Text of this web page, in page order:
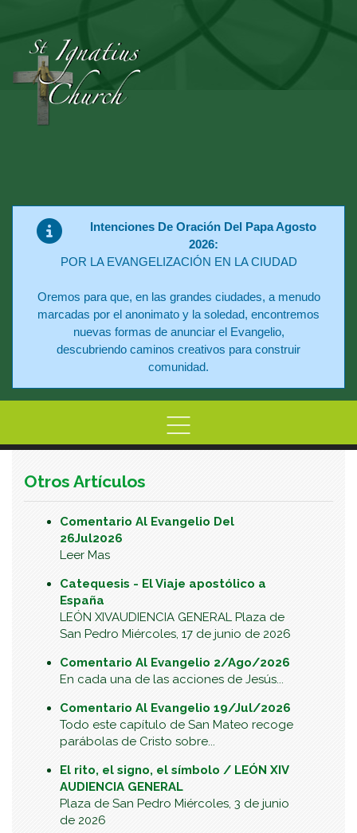
Intenciones De Oración Del Papa Agosto
2026:
POR LA EVANGELIZACIÓN EN LA CIUDAD
Oremos para que, en las grandes ciudades, a menudo
marcadas por el anonimato y la soledad, encontremos
nuevas formas de anunciar el Evangelio,
descubriendo caminos creativos para construir
comunidad.
Otros Artículos
Comentario Al Evangelio Del
26Jul2026
Leer Mas
Catequesis - El Viaje apostólico a
España
LEÓN XIVAUDIENCIA GENERAL Plaza de
San Pedro Miércoles, 17 de junio de 2026
Comentario Al Evangelio 2/Ago/2026
En cada una de las acciones de Jesús...
Comentario Al Evangelio 19/Jul/2026
Todo este capítulo de San Mateo recoge
parábolas de Cristo sobre...
El rito, el signo, el símbolo / LEÓN XIV
AUDIENCIA GENERAL
Plaza de San Pedro Miércoles, 3 de junio
de 2026